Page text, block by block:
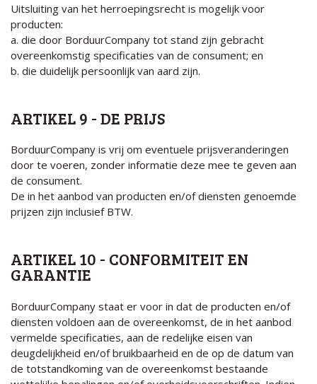
Uitsluiting van het herroepingsrecht is mogelijk voor
producten:
a. die door BorduurCompany tot stand zijn gebracht
overeenkomstig specificaties van de consument; en
b. die duidelijk persoonlijk van aard zijn.
ARTIKEL 9 - DE PRIJS
BorduurCompany is vrij om eventuele prijsveranderingen
door te voeren, zonder informatie deze mee te geven aan
de consument.
De in het aanbod van producten en/of diensten genoemde
prijzen zijn inclusief BTW.
ARTIKEL 10 - CONFORMITEIT EN
GARANTIE
BorduurCompany staat er voor in dat de producten en/of
diensten voldoen aan de overeenkomst, de in het aanbod
vermelde specificaties, aan de redelijke eisen van
deugdelijkheid en/of bruikbaarheid en de op de datum van
de totstandkoming van de overeenkomst bestaande